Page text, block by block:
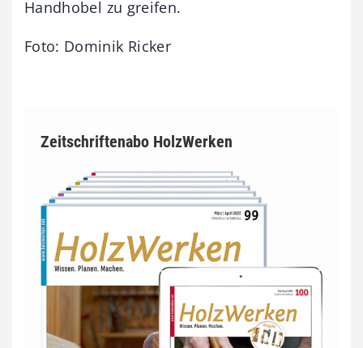
Handhobel zu greifen.
Foto: Dominik Ricker
Zeitschriftenabo HolzWerken